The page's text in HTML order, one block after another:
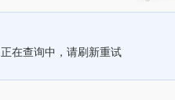
正在查询中，请刷新重试